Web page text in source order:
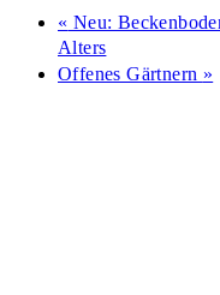
« Neu:
Alters
Offenes Gärtnern »